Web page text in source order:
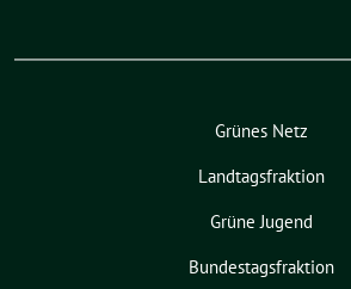
Grünes Netz
Landtagsfraktion
Grüne Jugend
Bundestagsfraktion